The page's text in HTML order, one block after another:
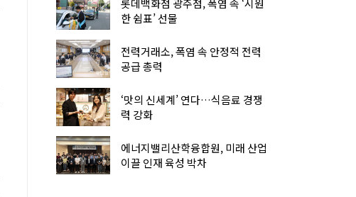
롯데백화점 광주점, 폭염 속 ‘시원
한 쉼표’ 선물
전력거래소, 폭염 속 안정적 전력
공급 총력
‘맛의 신세계’ 연다…식음료 경쟁
력 강화
에너지밸리산학융합원, 미래 산업
이끌 인재 육성 박차